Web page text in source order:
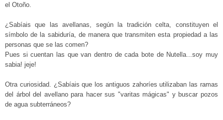
el Otoño.
¿Sabíais que las avellanas, según la tradición celta, constituyen el
símbolo de la sabiduría, de manera que transmiten esta propiedad a las
personas que se las comen?
Pues si cuentan las que van dentro de cada bote de Nutella...soy muy
sabia! jeje!
Otra curiosidad. ¿Sabíais que los antiguos zahoríes utilizaban las ramas
del árbol del avellano para hacer sus "varitas mágicas" y buscar pozos
de agua subterráneos?